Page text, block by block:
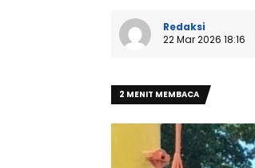
Redaksi
22 Mar 2026 18:16
2 MENIT MEMBACA